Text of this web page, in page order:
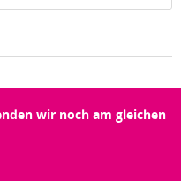
wir noch am gleichen